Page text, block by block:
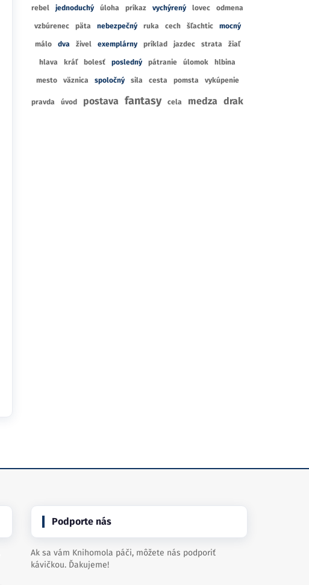
rebel jednoduchý úloha príkaz vychýrený lovec odmena
vzbúrenec päta nebezpečný ruka cech šľachtic mocný
málo dva živel exemplárny príklad jazdec strata žiaľ
hlava kráľ bolesť posledný pátranie úlomok hlbina
mesto väznica spoločný sila cesta pomsta vykúpenie
pravda úvod postava fantasy cela medza drak
Podporte nás
Ak sa vám Knihomola páči, môžete nás podporiť
kávičkou. Ďakujeme!